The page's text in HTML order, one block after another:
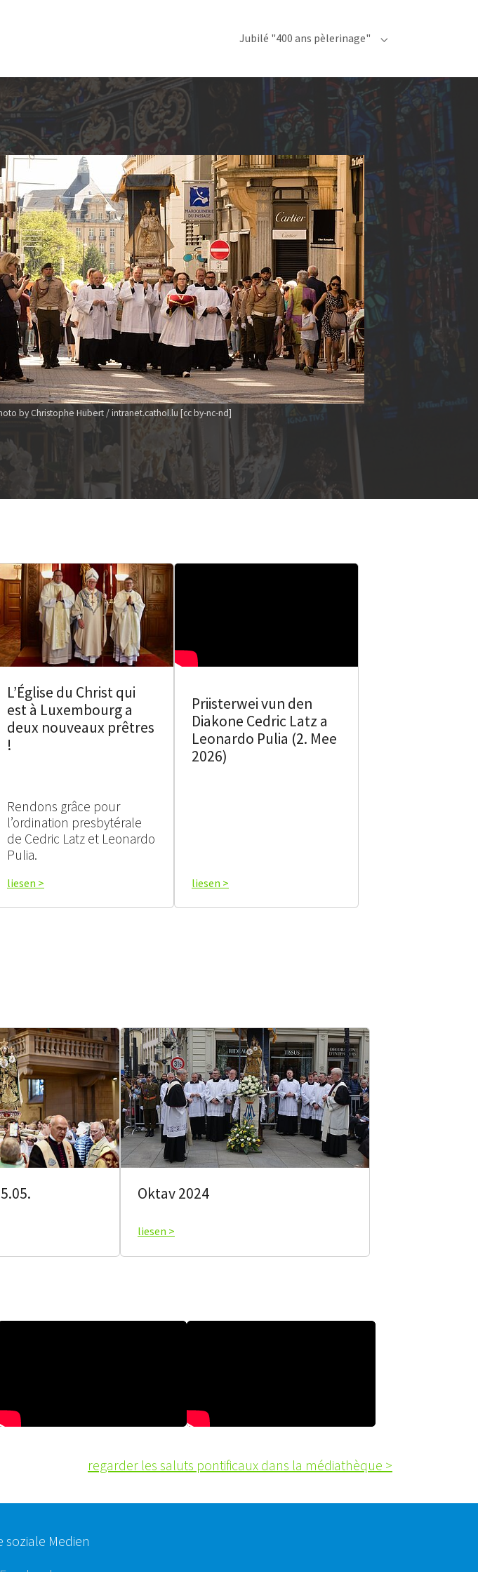
Jubilé "400 ans pèlerinage" Submenu for
by Christophe Hubert / intranet.cathol.lu [cc by-nc-nd]
L’Église du Christ qui
est à Luxembourg a
deux nouveaux prêtres
!
Rendons grâce pour
l’ordination presbytérale
de Cedric Latz et Leonardo
Pulia.
liesen >
Priisterwei vun den
Diakone Cedric Latz a
Leonardo Pulia (2. Mee
2026)
liesen >
Oktav 2024
liesen >
regarder les saluts pontificaux dans la médiathèque >
soziale Medien